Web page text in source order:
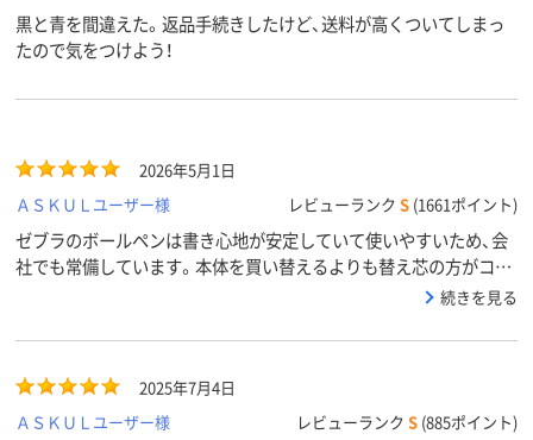
黒と青を間違えた。返品手続きしたけど、送料が高くついてしまっ
たので気をつけよう！
2026年5月1日
ＡＳＫＵＬユーザー様
レビューランク S (1661ポイント)
ゼブラのボールペンは書き心地が安定していて使いやすいため、会
社でも常備しています。本体を買い替えるよりも替え芯の方がコス
トを抑えられるので、必要なときにまとめて購入しています。続きを見る
2025年7月4日
ＡＳＫＵＬユーザー様
レビューランク S (885ポイント)